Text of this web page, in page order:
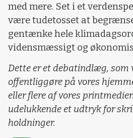
med mere. Set i et
være tudetosset at
gentænke hele
vidensmæssigt og
Dette er et debatindlæg, som
offentliggøre på vores
eller flere af vores
udelukkende et udtryk for
holdninger.